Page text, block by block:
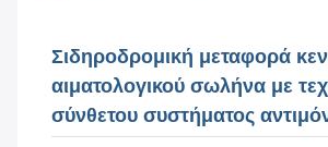
Σιδηροδρομική μεταφορά
αιματολογικού σωλήνα με
σύνθετου συστήματος